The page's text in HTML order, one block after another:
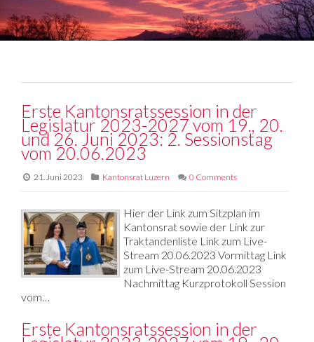
Erste Kantonsratssession in der
Legislatur 2023-2027 vom 19., 20.
und 26. Juni 2023: 2. Sessionstag
vom 20.06.2023
21. Juni 2023 Kantonsrat Luzern 0 Comments
Hier der Link zum Sitzplan im
Kantonsrat sowie der Link zur
Traktandenliste Link zum Live-
Stream 20.06.2023 Vormittag Link
zum Live-Stream 20.06.2023
Nachmittag Kurzprotokoll Session
vom…
Erste Kantonsratssession in der